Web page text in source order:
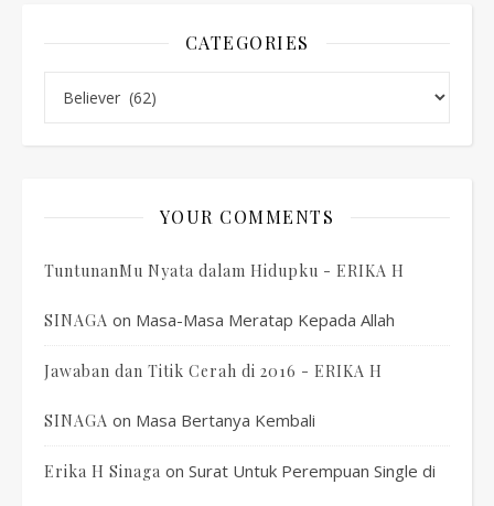
CATEGORIES
YOUR COMMENTS
TuntunanMu Nyata dalam Hidupku - ERIKA H
SINAGA on Masa-Masa Meratap Kepada Allah
Jawaban dan Titik Cerah di 2016 - ERIKA H
SINAGA on Masa Bertanya Kembali
Erika H Sinaga on Surat Untuk Perempuan Single di